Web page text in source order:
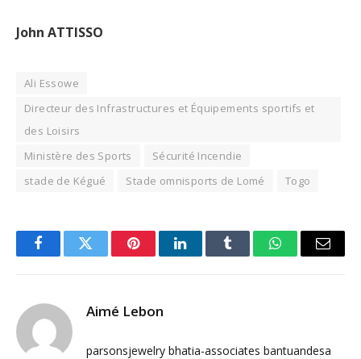
John ATTISSO
Ali Essowe
Directeur des Infrastructures et Équipements sportifs et
des Loisirs
Ministère des Sports
Sécurité Incendie
stade de Kégué
Stade omnisports de Lomé Togo
FacebookTwitter PinterestLinkedInTumblr WhatsAppEmail
Aimé Lebon
parsonsjewelry bhatia-associates bantuandesa